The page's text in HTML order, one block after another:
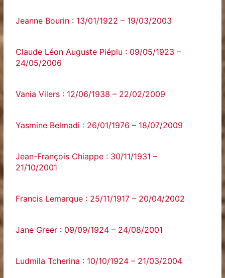
Jeanne Bourin : 13/01/1922 – 19/03/2003
Claude Léon Auguste Piéplu : 09/05/1923 –
24/05/2006
Vania Vilers : 12/06/1938 – 22/02/2009
Yasmine Belmadi : 26/01/1976 – 18/07/2009
Jean-François Chiappe : 30/11/1931 –
21/10/2001
Francis Lemarque : 25/11/1917 – 20/04/2002
Jane Greer : 09/09/1924 – 24/08/2001
Ludmila Tcherina : 10/10/1924 – 21/03/2004